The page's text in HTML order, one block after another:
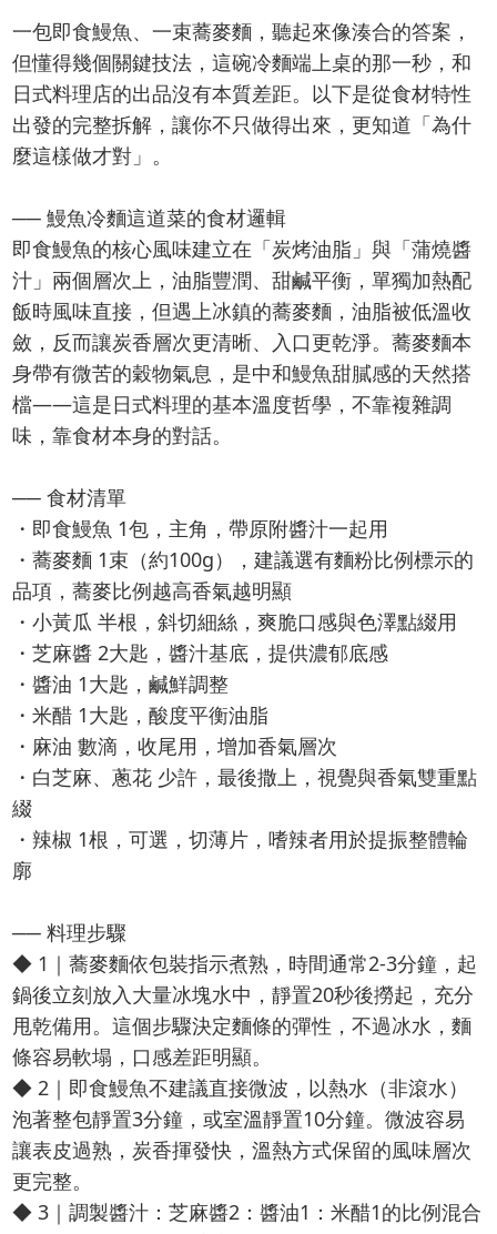
一包即食鰻魚、一束蕎麥麵，聽起來像湊合的答案，
但懂得幾個關鍵技法，這碗冷麵端上桌的那一秒，和
日式料理店的出品沒有本質差距。以下是從食材特性
出發的完整拆解，讓你不只做得出來，更知道「為什
麼這樣做才對」。
── 鰻魚冷麵這道菜的食材邏輯
即食鰻魚的核心風味建立在「炭烤油脂」與「蒲燒醬
汁」兩個層次上，油脂豐潤、甜鹹平衡，單獨加熱配
飯時風味直接，但遇上冰鎮的蕎麥麵，油脂被低溫收
斂，反而讓炭香層次更清晰、入口更乾淨。蕎麥麵本
身帶有微苦的穀物氣息，是中和鰻魚甜膩感的天然搭
檔——這是日式料理的基本溫度哲學，不靠複雜調
味，靠食材本身的對話。
── 食材清單
・即食鰻魚 1包，主角，帶原附醬汁一起用
・蕎麥麵 1束（約100g），建議選有麵粉比例標示的
品項，蕎麥比例越高香氣越明顯
・小黃瓜 半根，斜切細絲，爽脆口感與色澤點綴用
・芝麻醬 2大匙，醬汁基底，提供濃郁底感
・醬油 1大匙，鹹鮮調整
・米醋 1大匙，酸度平衡油脂
・麻油 數滴，收尾用，增加香氣層次
・白芝麻、蔥花 少許，最後撒上，視覺與香氣雙重點
綴
・辣椒 1根，可選，切薄片，嗜辣者用於提振整體輪
廓
── 料理步驟
◆ 1｜蕎麥麵依包裝指示煮熟，時間通常2-3分鐘，起
鍋後立刻放入大量冰塊水中，靜置20秒後撈起，充分
甩乾備用。這個步驟決定麵條的彈性，不過冰水，麵
條容易軟塌，口感差距明顯。
◆ 2｜即食鰻魚不建議直接微波，以熱水（非滾水）
泡著整包靜置3分鐘，或室溫靜置10分鐘。微波容易
讓表皮過熟，炭香揮發快，溫熱方式保留的風味層次
更完整。
◆ 3｜調製醬汁：芝麻醬2：醬油1：米醋1的比例混合